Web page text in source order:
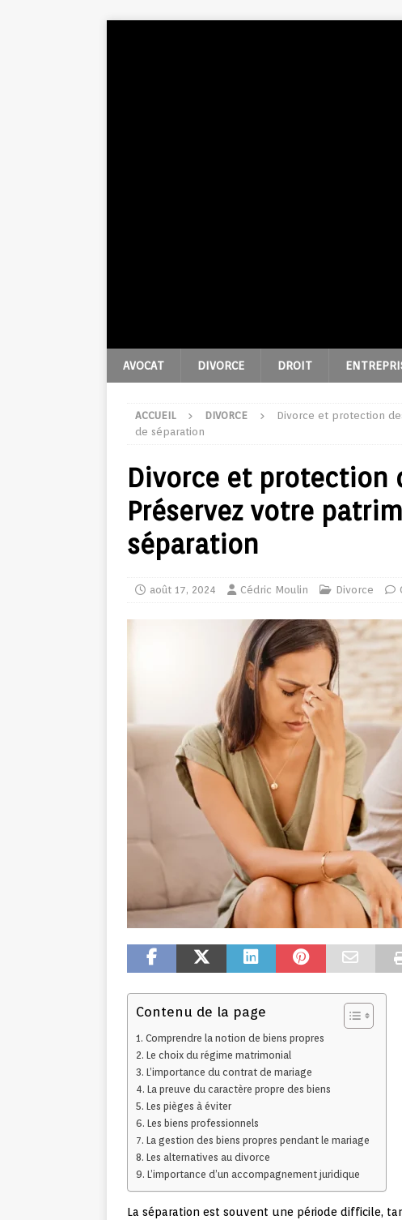
AVOCAT DIVORCE DROIT
ACCUEIL DIVORCE
Divorce et protection
de séparation
Divorce et protection
Préservez votre
séparation
août 17, 2024 Cédric Moulin Divorce
Contenu de la page
Comprendre la notion de biens propres
Le choix du régime matrimonial
L’importance du contrat de mariage
La preuve du caractère propre des biens
Les pièges à éviter
Les biens professionnels
La gestion des biens propres pendant le mariage
Les alternatives au divorce
L’importance d’un accompagnement juridique
La séparation est souvent une période difficile,